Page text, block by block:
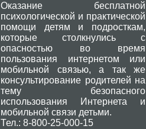
Оказание бесплатной
психологической и практической
помощи детям и подросткам,
которые столкнулись с
опасностью во время
пользования интернетом или
мобильной связью, а так же
консультирование родителей на
тему безопасного
использования Интернета и
мобильной связи детьми.
Тел.: 8-800-25-000-15